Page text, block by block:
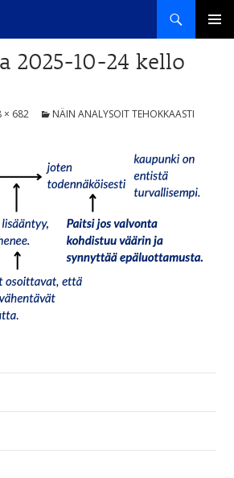
2025-10-24 kello
× 682
NÄIN ANALYSOIT TEHOKKAASTI